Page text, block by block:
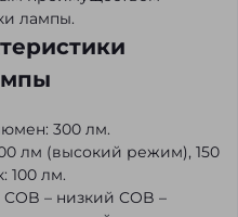
лампы.
300 лм.
лм (высокий режим), 150
100 лм.
– низкий COB –